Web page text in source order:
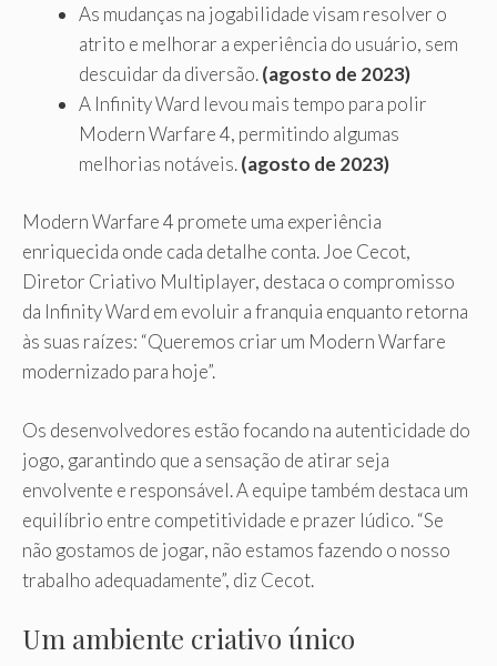
As mudanças na jogabilidade visam resolver o
atrito e melhorar a experiência do usuário, sem
descuidar da diversão.(agosto de 2023)
A Infinity Ward levou mais tempo para polir
Modern Warfare 4, permitindo algumas
melhorias notáveis.(agosto de 2023)
Modern Warfare 4 promete uma experiência
enriquecida onde cada detalhe conta. Joe Cecot,
Diretor Criativo Multiplayer, destaca o compromisso
da Infinity Ward em evoluir a franquia enquanto retorna
às suas raízes: “Queremos criar um Modern Warfare
modernizado para hoje”.
Os desenvolvedores estão focando na autenticidade do
jogo, garantindo que a sensação de atirar seja
envolvente e responsável. A equipe também destaca um
equilíbrio entre competitividade e prazer lúdico. “Se
não gostamos de jogar, não estamos fazendo o nosso
trabalho adequadamente”, diz Cecot.
Um ambiente criativo único